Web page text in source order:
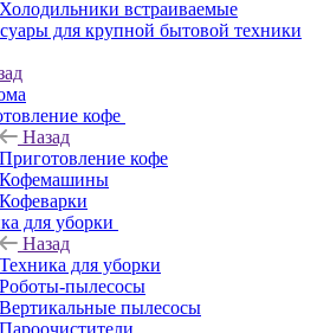
Холодильники встраиваемые
для крупной бытовой техники
кофе
Назад
Приготовление кофе
Кофемашины
Кофеварки
для уборки
Назад
Техника для уборки
Роботы-пылесосы
Вертикальные пылесосы
Пароочистители